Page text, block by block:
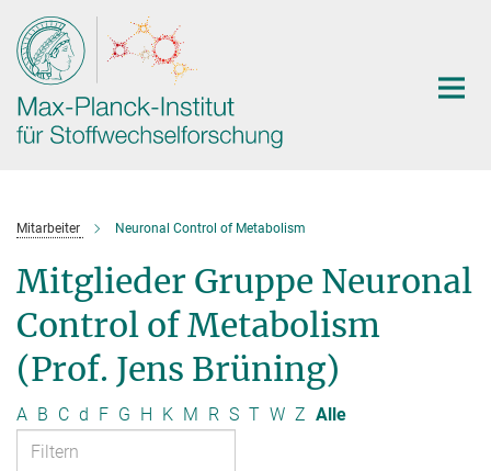
Hauptinhalt
Mitarbeiter Neuronal Control of Metabolism
Mitglieder Gruppe Neuronal
Control of Metabolism
(Prof. Jens Brüning)
A B C d F G H K M R S T W Z Alle